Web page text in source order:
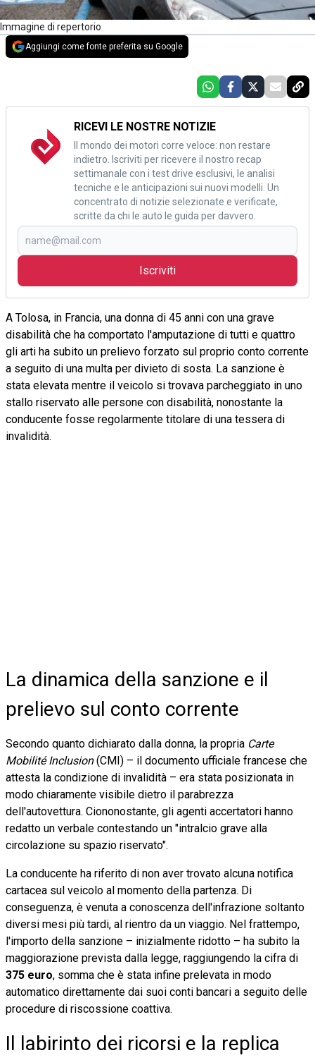
Immagine di repertorio
Aggiungi come fonte preferita su Google
RICEVI LE NOSTRE NOTIZIE
Il mondo dei motori corre veloce: non restare
indietro. Iscriviti per ricevere il nostro recap
settimanale con i test drive esclusivi, le analisi
tecniche e le anticipazioni sui nuovi modelli. Un
concentrato di notizie selezionate e verificate,
scritte da chi le auto le guida per davvero.
Iscriviti
A Tolosa, in Francia, una donna di 45 anni con una grave
disabilità che ha comportato l'amputazione di tutti e quattro
gli arti ha subito un prelievo forzato sul proprio conto corrente
a seguito di una multa per divieto di sosta. La sanzione è
stata elevata mentre il veicolo si trovava parcheggiato in uno
stallo riservato alle persone con disabilità, nonostante la
conducente fosse regolarmente titolare di una tessera di
invalidità.
La dinamica della sanzione e il
prelievo sul conto corrente
Secondo quanto dichiarato dalla donna, la propria Carte
Mobilité Inclusion(CMI) – il documento ufficiale francese che
attesta la condizione di invalidità – era stata posizionata in
modo chiaramente visibile dietro il parabrezza
dell'autovettura. Ciononostante, gli agenti accertatori hanno
redatto un verbale contestando un "intralcio grave alla
circolazione su spazio riservato".
La conducente ha riferito di non aver trovato alcuna notifica
cartacea sul veicolo al momento della partenza. Di
conseguenza, è venuta a conoscenza dell'infrazione soltanto
diversi mesi più tardi, al rientro da un viaggio. Nel frattempo,
l'importo della sanzione – inizialmente ridotto – ha subito la
maggiorazione prevista dalla legge, raggiungendo la cifra di
375 euro, somma che è stata infine prelevata in modo
automatico direttamente dai suoi conti bancari a seguito delle
procedure di riscossione coattiva.
Il labirinto dei ricorsi e la replica